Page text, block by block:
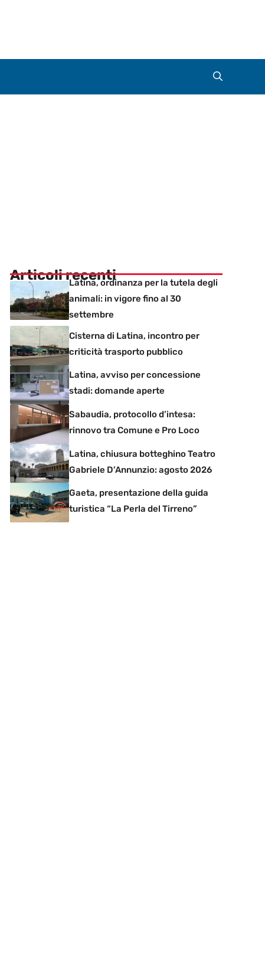
Articoli recentiLatina, ordinanza per la tutela degli
animali: in vigore fino al 30
settembre
Cisterna di Latina, incontro per
criticità trasporto pubblico
Latina, avviso per concessione
stadi: domande aperte
Sabaudia, protocollo d’intesa:
rinnovo tra Comune e Pro Loco
Latina, chiusura botteghino Teatro
Gabriele D’Annunzio: agosto 2026
Gaeta, presentazione della guida
turistica “La Perla del Tirreno”